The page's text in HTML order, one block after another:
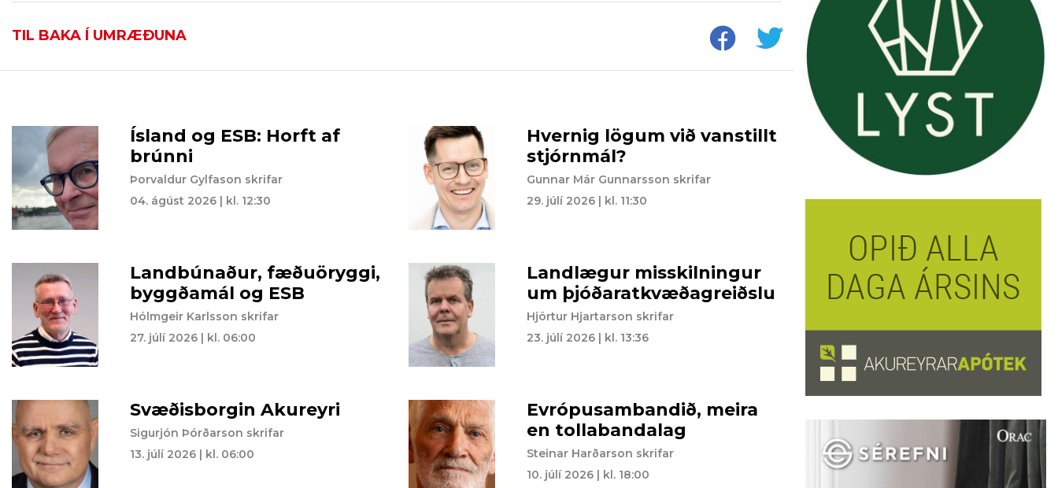
TIL BAKA Í UMRÆÐUNA
Ísland og ESB: Horft af
brúnni
Þorvaldur Gylfason skrifar
04. ágúst 2026 | kl. 12:30
Hvernig lögum við vanstillt
stjórnmál?
Gunnar Már Gunnarsson skrifar
29. júlí 2026 | kl. 11:30
Landbúnaður, fæðuöryggi,
byggðamál og ESB
Hólmgeir Karlsson skrifar
27. júlí 2026 | kl. 06:00
Landlægur misskilningur
um þjóðaratkvæðagreiðslu
Hjörtur Hjartarson skrifar
23. júlí 2026 | kl. 13:36
Svæðisborgin Akureyri
Sigurjón Þórðarson skrifar
13. júlí 2026 | kl. 06:00
Evrópusambandið, meira
en tollabandalag
Steinar Harðarson skrifar
10. júlí 2026 | kl. 18:00